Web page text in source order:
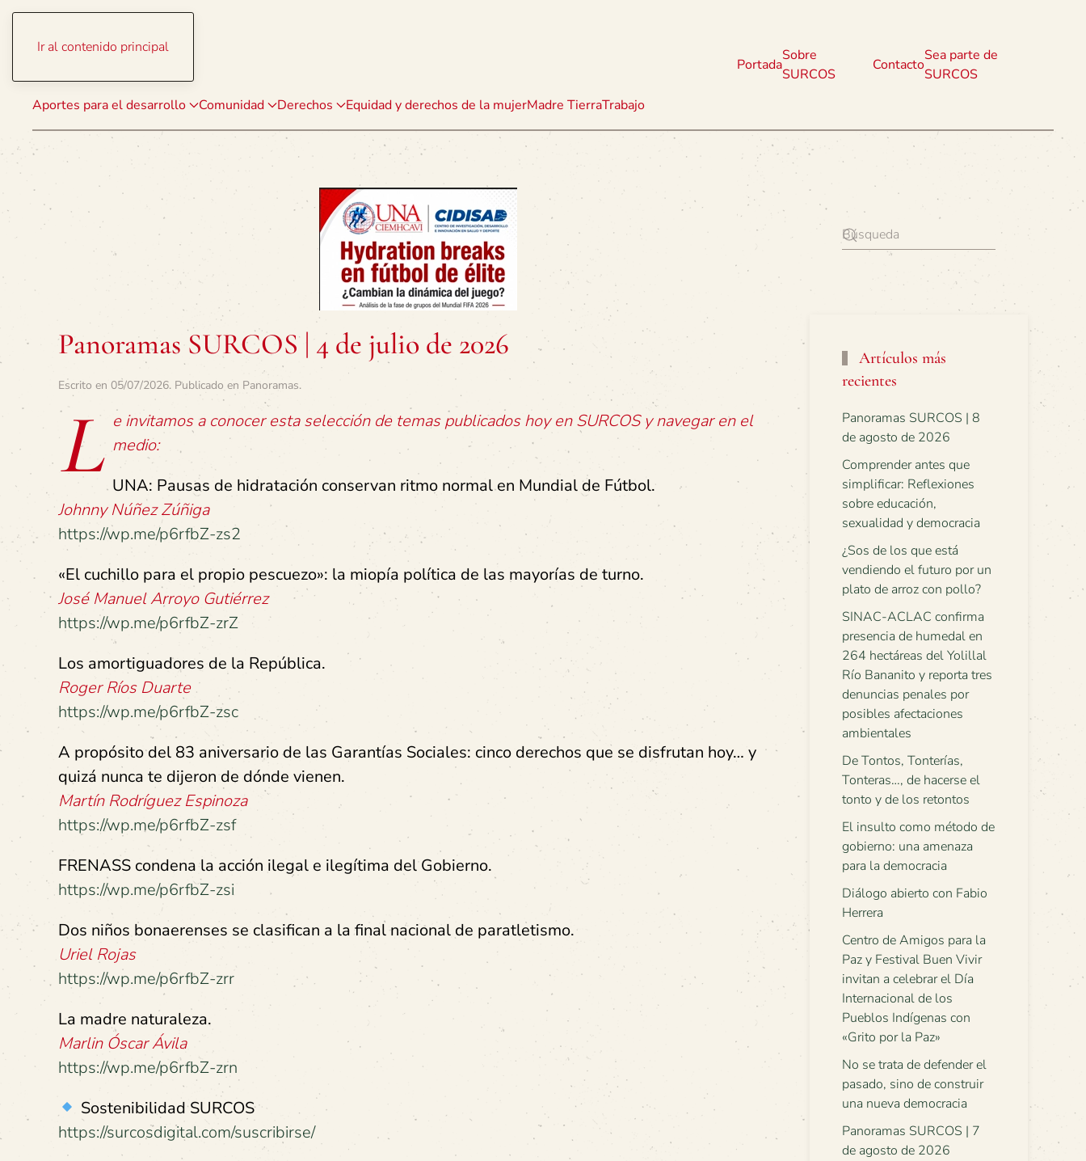
Ir al contenido principal
Aportes para el desarrollo Comunidad Derechos Equidad y derechos de la mujerMadre TierraTrabajo
Portada
Sobre
SURCOS
Contacto
Sea parte de
SURCOS
Panoramas SURCOS | 4 de julio de 2026
Escrito en 05/07/2026. Publicado en Panoramas.
L e invitamos a conocer esta selección de temas publicados hoy en SURCOS y navegar en el
medio:
UNA: Pausas de hidratación conservan ritmo normal en Mundial de Fútbol.
Johnny Núñez Zúñiga
https://wp.me/p6rfbZ-zs2
«El cuchillo para el propio pescuezo»: la miopía política de las mayorías de turno.
José Manuel Arroyo Gutiérrez
https://wp.me/p6rfbZ-zrZ
Los amortiguadores de la República.
Roger Ríos Duarte
https://wp.me/p6rfbZ-zsc
A propósito del 83 aniversario de las Garantías Sociales: cinco derechos que se disfrutan hoy… y
quizá nunca te dijeron de dónde vienen.
Martín Rodríguez Espinoza
https://wp.me/p6rfbZ-zsf
FRENASS condena la acción ilegal e ilegítima del Gobierno.
https://wp.me/p6rfbZ-zsi
Dos niños bonaerenses se clasifican a la final nacional de paratletismo.
Uriel Rojas
https://wp.me/p6rfbZ-zrr
La madre naturaleza.
Marlin Óscar Ávila
https://wp.me/p6rfbZ-zrn
Sostenibilidad SURCOS
https://surcosdigital.com/suscribirse/
Artículos más
recientes
Panoramas SURCOS | 8
de agosto de 2026
Comprender antes que
simplificar: Reflexiones
sobre educación,
sexualidad y democracia
¿Sos de los que está
vendiendo el futuro por un
plato de arroz con pollo?
SINAC-ACLAC confirma
presencia de humedal en
264 hectáreas del Yolillal
Río Bananito y reporta tres
denuncias penales por
posibles afectaciones
ambientales
De Tontos, Tonterías,
Tonteras…, de hacerse el
tonto y de los retontos
El insulto como método de
gobierno: una amenaza
para la democracia
Diálogo abierto con Fabio
Herrera
Centro de Amigos para la
Paz y Festival Buen Vivir
invitan a celebrar el Día
Internacional de los
Pueblos Indígenas con
«Grito por la Paz»
No se trata de defender el
pasado, sino de construir
una nueva democracia
Panoramas SURCOS | 7
de agosto de 2026